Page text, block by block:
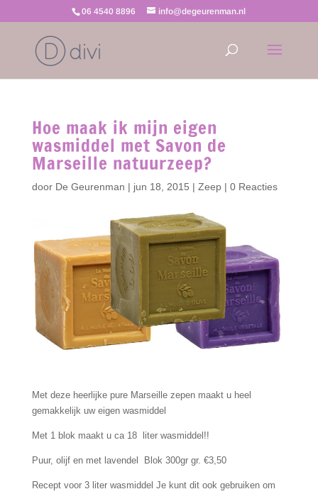
06 4540 8896 info@degeurenman.nl
Hoe maak ik mijn eigen
wasmiddel met Savon de
Marseille natuurzeep?
door De Geurenman | jun 18, 2015 | Zeep| 0 Reacties
Met deze heerlijke pure Marseille zepen maakt u heel
gemakkelijk uw eigen wasmiddel
Met 1 blok maakt u ca 18 liter wasmiddel!!
Puur, olijf en met lavendel Blok 300gr gr. €3,50
Recept voor 3 liter wasmiddel Je kunt dit ook gebruiken om